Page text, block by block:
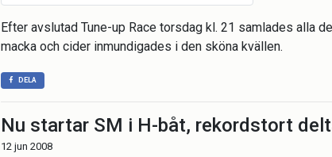
Efter avslutad Tune-up Race torsdag kl. 21 samlades alla
macka och cider inmundigades i den sköna kvällen.
DELA
Nu startar SM i H-båt, rekordstort
12 jun 2008